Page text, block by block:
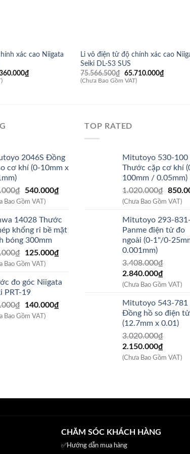
xác cao Niigata
₫
Li vô điện tử độ chính xác cao
Seiki DL-S3 SUS
75.566.500₫ Giá
gốc
65.710.000₫Giá
(Chưa Bao Gồm VAT)
2046S Đồng
cơ khí (0-10mm x
₫
Giá
gốc
800.000₫.
540.000₫Giá
là:
540.000₫.
Bao Gồm VAT)
14028 Thước
khổng rỉ bề mặt
bóng 300mm
₫
Giá
gốc
210.000₫.
125.000₫Giá
là:
Bao Gồm VAT)
đo góc Niigata
PRT-19
₫
Giá
gốc
140.000₫Giá
Bao Gồm VAT)
TOP RATED
Mitutoyo 530-100
Thước cặp cơ khí
100mm / 0.05mm)
1.020.000₫ Giá
gốc
(Chưa Bao Gồm VAT)
Mitutoyo 293-
Panme điện tử đo
ngoài (0-1"/0-
0.001mm)
3.408.000₫
Giá
gốc
3.408.000₫.
2.840.000₫Giá
hiện
là:
(Chưa Bao Gồm VAT)
Mitutoyo 543-781
Đồng hồ so điện tử
(12.7mm x 0.01)
3.020.000₫
Giá
gốc
2.150.000₫Giá
hiện
(Chưa Bao Gồm VAT)
CHĂM SÓC KHÁCH HÀNG
✅Hướng dẫn mua hàng